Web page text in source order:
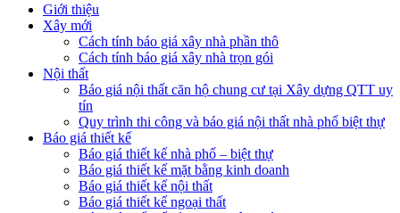
Giới thiệu
Xây mới
Cách tính báo giá xây nhà phần thô
Cách tính báo giá xây nhà trọn gói
Nội thất
Báo giá nội thất căn hộ chung cư tại Xây dựng QTT uy
tín
Quy trình thi công và báo giá nội thất nhà phố biệt thự
Báo giá thiết kế
Báo giá thiết kế nhà phố – biệt thự
Báo giá thiết kế mặt bằng kinh doanh
Báo giá thiết kế nội thất
Báo giá thiết kế ngoại thất